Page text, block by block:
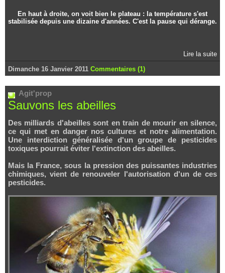
En haut à droite, on voit bien le plateau : la température s'est
stabilisée depuis une dizaine d'années. C'est la pause qui dérange.
Lire la suite
Dimanche 16 Janvier 2011 Commentaires (1)
Agit'prop
Sauvons les abeilles
Des milliards d'abeilles sont en train de mourir en silence,
ce qui met en danger nos cultures et notre alimentation.
Une interdiction généralisée d'un groupe de pesticides
toxiques pourrait éviter l'extinction des abeilles.
Mais la France, sous la pression des puissantes industries
chimiques, vient de renouveler l'autorisation d'un de ces
pesticides.